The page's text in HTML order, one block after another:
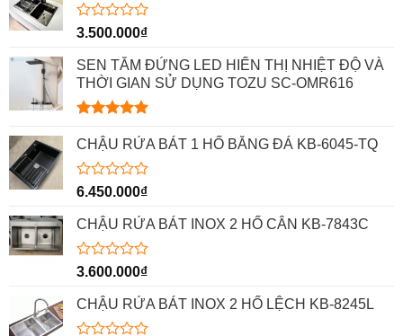
Được
hạng
0
5
sao
3.500.000₫
SEN TẮM ĐỨNG LED HIỂN THỊ NHIỆT ĐỘ VÀ
THỜI GIAN SỬ DỤNG TOZU SC-OMR616
hạng5.00
CHẬU RỬA BÁT 1 HỐ BẰNG ĐÁ KB-6045-TQ
Được
hạng
0
5
6.450.000₫
CHẬU RỬA BÁT INOX 2 HỐ CÂN KB-7843C
Được
hạng
0
5
3.600.000₫
CHẬU RỬA BÁT INOX 2 HỐ LỆCH KB-8245L